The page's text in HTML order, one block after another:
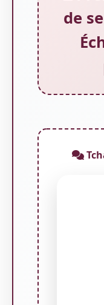
de